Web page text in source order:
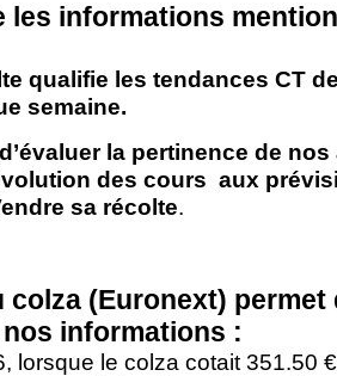
les informations
qualifie les tendances CT
semaine.
la pertinence de
des cours aux
sa récolte.
colza (Euronext)
informations :
lorsque le colza cotait 351.50